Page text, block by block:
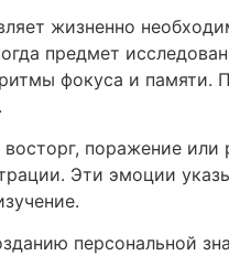
жизненно
предмет
фокуса и
поражение
Эти эмоции
персональной